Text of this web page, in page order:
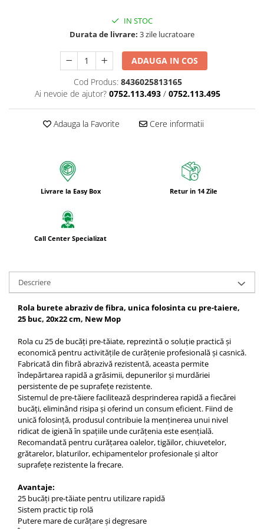
IN STOC
Durata de livrare: 3 zile lucratoare
ADAUGA IN COS
Cod Produs: 8436025813165
Ai nevoie de ajutor? 0752.113.493 / 0752.113.495
Adauga la Favorite Cere informatii
Livrare la Easy Box Retur in 14 Zile
Call Center Specializat
Descriere
Rola burete abraziv de fibra, unica folosinta cu pre-taiere,
25 buc, 20x22 cm, New Mop
Rola cu 25 de bucăți pre-tăiate, reprezintă o soluție practică și
economică pentru activitățile de curățenie profesională și casnică.
Fabricată din fibră abrazivă rezistentă, aceasta permite
îndepărtarea rapidă a grăsimii, depunerilor și murdăriei
persistente de pe suprafețe rezistente.
Sistemul de pre-tăiere facilitează desprinderea rapidă a fiecărei
bucăți, eliminând risipa și oferind un consum eficient. Fiind de
unică folosință, produsul contribuie la menținerea unui nivel
ridicat de igienă în spațiile unde curățenia este esențială.
Recomandată pentru curățarea oalelor, tigăilor, chiuvetelor,
grătarelor, blaturilor, echipamentelor profesionale și altor
suprafețe rezistente la frecare.
Avantaje:
25 bucăți pre-tăiate pentru utilizare rapidă
Sistem practic tip rolă
Putere mare de curățare și degresare